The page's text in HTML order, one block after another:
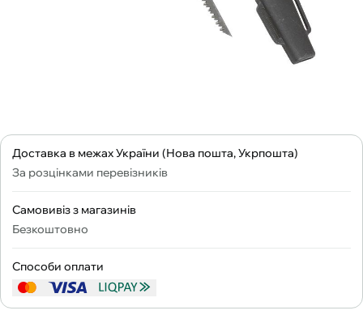
Доставка в межах України (Нова пошта, Укрпошта)
За розцінками перевізників
Самовивіз з магазинів
Безкоштовно
Способи оплати